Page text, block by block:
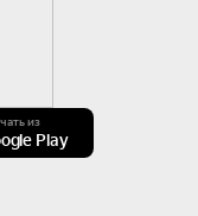
из
Play